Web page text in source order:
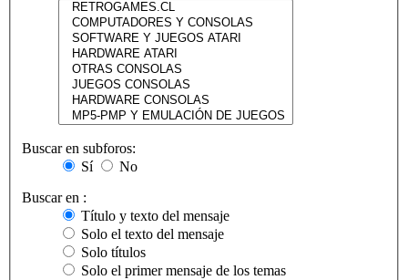
Buscar en subforos:
Sí
No
Buscar en :
Título y texto del mensaje
Solo el texto del mensaje
Solo títulos
Solo el primer mensaje de los temas